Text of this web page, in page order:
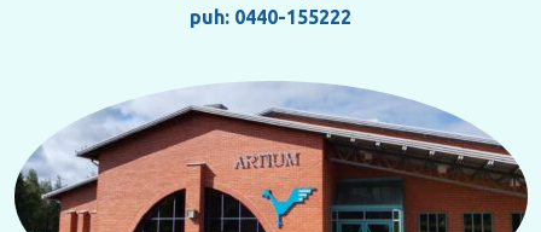
puh: 0440-155222